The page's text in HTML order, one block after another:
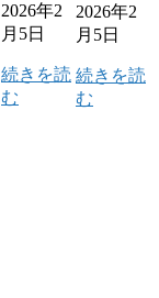
2026年2
月5日
続きを読
む
2026年2
月5日
続きを読
む